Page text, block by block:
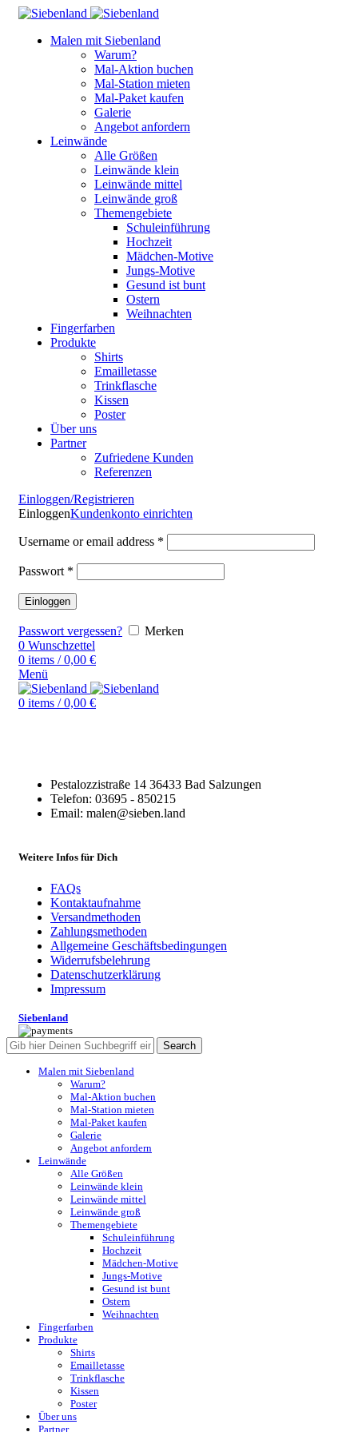
Malen mit Siebenland
Warum?
Mal-Aktion buchen
Mal-Station mieten
Mal-Paket kaufen
Galerie
Angebot anfordern
Leinwände
Alle Größen
Leinwände klein
Leinwände mittel
Leinwände groß
Themengebiete
Schuleinführung
Hochzeit
Mädchen-Motive
Jungs-Motive
Gesund ist bunt
Ostern
Weihnachten
Fingerfarben
Produkte
Shirts
Emailletasse
Trinkflasche
Kissen
Poster
Über uns
Partner
Zufriedene Kunden
Referenzen
Einloggen/Registrieren
EinloggenKundenkonto einrichten
Username or email address *
Passwort *
Einloggen
Passwort vergessen?
Merken
0 Wunschzettel
0 items / 0,00 €
Menü
0 items / 0,00 €
Pestalozzistraße 14 36433 Bad Salzungen
Telefon: 03695 - 850215
Email: malen@sieben.land
Weitere Infos für Dich
FAQs
Kontaktaufnahme
Versandmethoden
Zahlungsmethoden
Allgemeine Geschäftsbedingungen
Widerrufsbelehrung
Datenschutzerklärung
Impressum
Siebenland
Search
Malen mit Siebenland
Warum?
Mal-Aktion buchen
Mal-Station mieten
Mal-Paket kaufen
Galerie
Angebot anfordern
Leinwände
Alle Größen
Leinwände klein
Leinwände mittel
Leinwände groß
Themengebiete
Schuleinführung
Hochzeit
Mädchen-Motive
Jungs-Motive
Gesund ist bunt
Ostern
Weihnachten
Fingerfarben
Produkte
Shirts
Emailletasse
Trinkflasche
Kissen
Poster
Über uns
Partner